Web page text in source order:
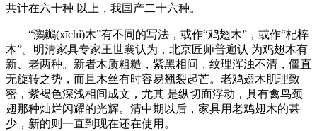
共计在六十种 以上，我国产二十六种。
“鸂鶒(xīchì)木”有不同的写法，或作“鸡翅木”，或作“杞梓
木”。明清家具专家王世襄认为，北京匠师普遍认 为鸡翅木有
新、老两种。新者木质粗糙，紫黑相间，纹理浑浊不清，僵直
无旋转之势，而且木丝有时容易翘裂起芒。老鸡翅木肌理致
密，紫褐色深浅相间成文，尤其 是纵切面浮动，具有禽鸟颈
翅那种灿烂闪耀的光辉。清中期以后，家具用老鸡翅木的甚
少，新的则一直到现在还在使用。